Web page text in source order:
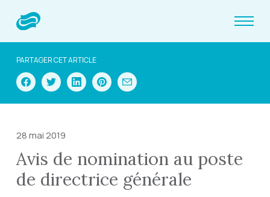
PARTAGER CET ARTICLE
28 mai 2019
Avis de nomination au poste
de directrice générale